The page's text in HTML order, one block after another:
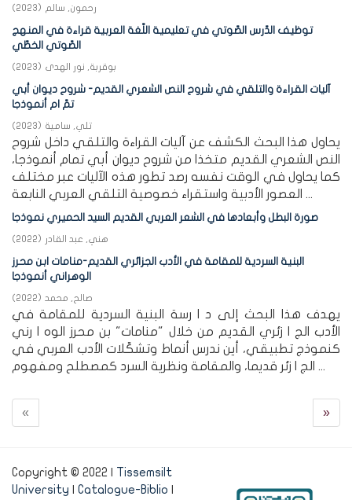
رحمون, سالم (
2023
)
توظيف الدّرس الصّوتي في تعليمية اللّغة العربية قراءة في المنهج
الصّوتي الخطّي
بوقربة, نور الهدى (
2023
)
آليات القراءة والتلقي في شروح النص الشعري القديم- شروح ديوان أبي
تمّ ام أنموذجا
تلي, سامية (
2023
)
يحاول هذا البحث الكشف عن آليات القراءة والتلقي داخل شروح
النص الشعري القديم متخذا من شروح ديوان أبي تمام أنموذجا،
كما يحاول في الوقت نفسه رصد تطور هذه الآليات عبر مختلف
العصور الأدبية واستقراء خصوصية التلقي العربي النابعة ...
صورة البطل وأبعادها في الشعر العربي القديم السيد الحميري نموذجا
هني, عبد القادر (
2022
)
البنية السردية للمقامة في الأدب الجزائري القديم-منامات ابن محرز
الوهراني أنموذجا
صالح, محمد (
2022
)
يهدف هذا البحث إلى د ا رسة البنية السردية للمقامة في
الأدب الج ا زئري القديم من خلال "منامات" بن محرز الوه ا رني
كنموذج تطبيقي، أين ندرس أنماط وتشكّلات الأدب العربي في
الج ا زئر قديما، والمقامة ونظرية السرد كمصطلح ومفهوم ...
« »
Copyright © 2022 | Tissemsilt
University
Catalogue-Biblio